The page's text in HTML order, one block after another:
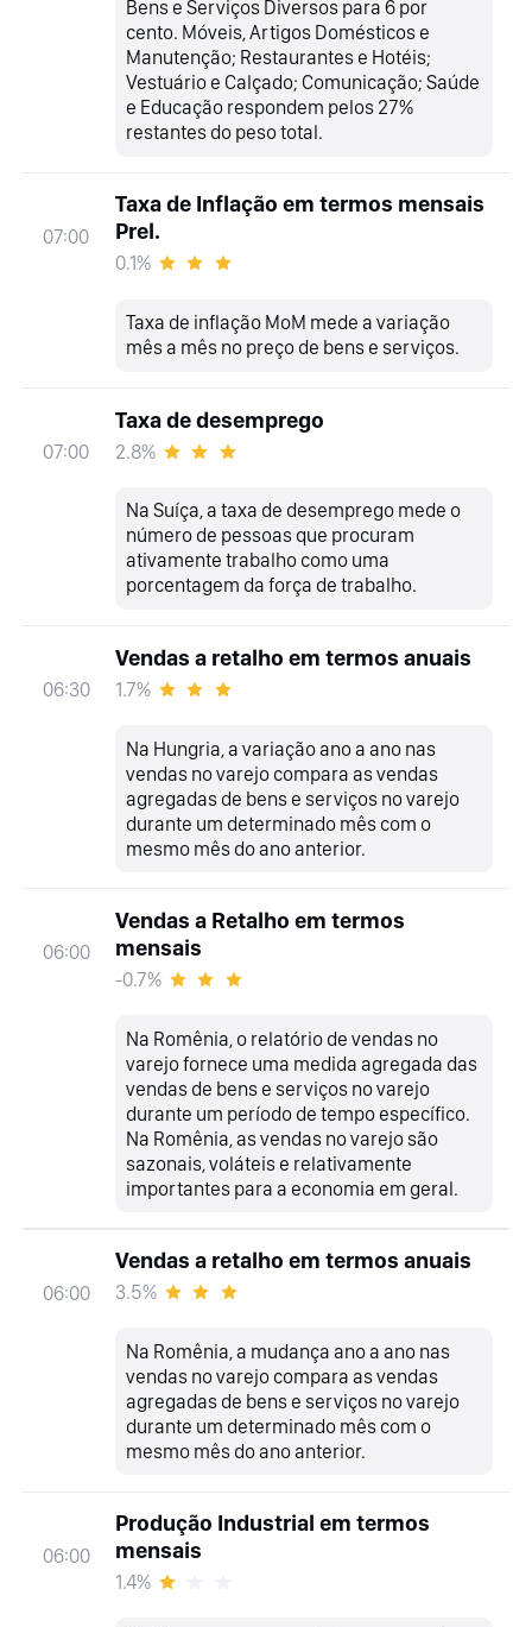
Bens e Serviços Diversos para 6 por
cento. Móveis, Artigos Domésticos e
Manutenção; Restaurantes e Hotéis;
Vestuário e Calçado; Comunicação; Saúde
e Educação respondem pelos 27%
restantes do peso total.
07:00
Taxa de Inflação em termos mensais
Prel.
0.1%
Taxa de inflação MoM mede a variação
mês a mês no preço de bens e serviços.
07:00
Taxa de desemprego
2.8%
Na Suíça, a taxa de desemprego mede o
número de pessoas que procuram
ativamente trabalho como uma
porcentagem da força de trabalho.
06:30
Vendas a retalho em termos anuais
1.7%
Na Hungria, a variação ano a ano nas
vendas no varejo compara as vendas
agregadas de bens e serviços no varejo
durante um determinado mês com o
mesmo mês do ano anterior.
06:00
Vendas a Retalho em termos
mensais
-0.7%
Na Romênia, o relatório de vendas no
varejo fornece uma medida agregada das
vendas de bens e serviços no varejo
durante um período de tempo específico.
Na Romênia, as vendas no varejo são
sazonais, voláteis e relativamente
importantes para a economia em geral.
06:00
Vendas a retalho em termos anuais
3.5%
Na Romênia, a mudança ano a ano nas
vendas no varejo compara as vendas
agregadas de bens e serviços no varejo
durante um determinado mês com o
mesmo mês do ano anterior.
06:00
Produção Industrial em termos
mensais
1.4%